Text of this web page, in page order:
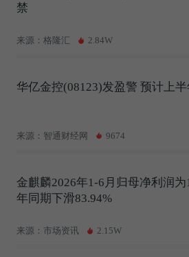
禁
来源：格隆汇 2.84W
华亿金控(08123)发盈警 预计上
来源：智通财经网 9674
金麒麟2026年1-6月归母净利润
年同期下滑83.94%
来源：市场资讯 2.15W